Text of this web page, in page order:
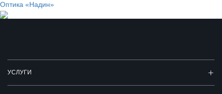
Оптика «Надин»
УСЛУГИ